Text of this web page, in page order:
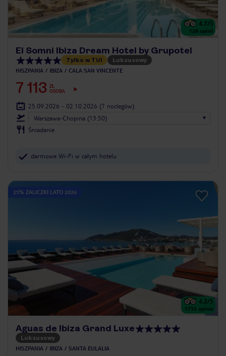
4.7/5
128 opinii
El Somni Ibiza Dream Hotel by Grupotel
Tylko w TUI Luksusowy
HISZPANIA IBIZA CALA SAN VINCENTE
7 113 ZŁ
OSOBA
25.09.2026 - 02.10.2026 (7 noclegów)
Warszawa-Chopina (13:50)
Śniadanie
darmowe Wi-Fi w całym hotelu
25% ZALICZKI LATO 2026
4.2/5
1753 opinie
Aguas de Ibiza Grand Luxe
Luksusowy
HISZPANIA IBIZA SANTA EULALIA